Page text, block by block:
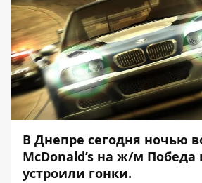
В Днепре сегодня ночью
McDonald’s на ж/м Победа
устроили гонки.